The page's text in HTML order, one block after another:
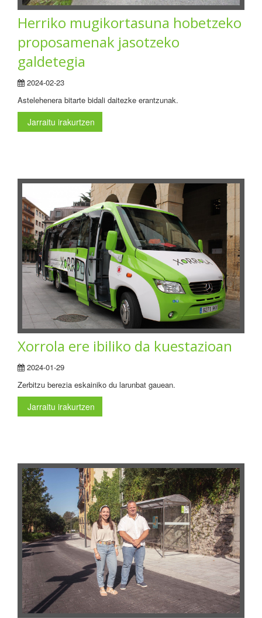
Herriko mugikortasuna hobetzeko
proposamenak jasotzeko
galdetegia
2024-02-23
Astelehenera bitarte bidali daitezke erantzunak.
Jarraitu irakurtzen
Xorrola ere ibiliko da kuestazioan
2024-01-29
Zerbitzu berezia eskainiko du larunbat gauean.
Jarraitu irakurtzen